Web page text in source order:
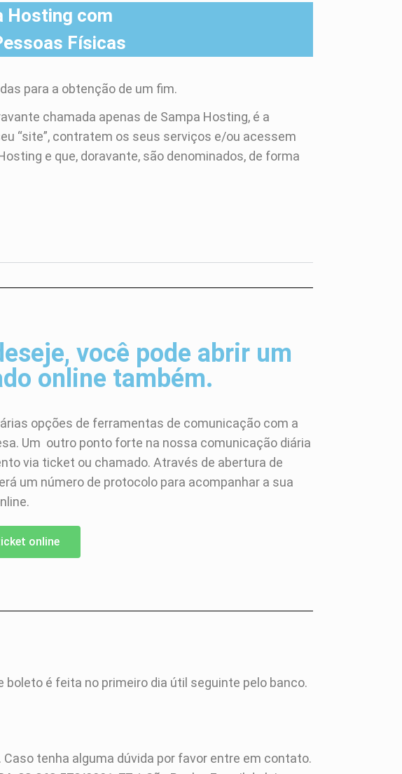
Hosting com
Físicas
para a obtenção de um fim.
chamada apenas de Sampa Hosting, é a
“site”, contratem os seus serviços e/ou acessem
e que, doravante, são denominados, de forma
você pode abrir um
online também.
opções de ferramentas de comunicação com a
Um outro ponto forte na nossa comunicação diária
via ticket ou chamado. Através de abertura de
um número de protocolo para acompanhar a sua
online
é feita no primeiro dia útil seguinte pelo banco.
tenha alguma dúvida por favor entre em contato.